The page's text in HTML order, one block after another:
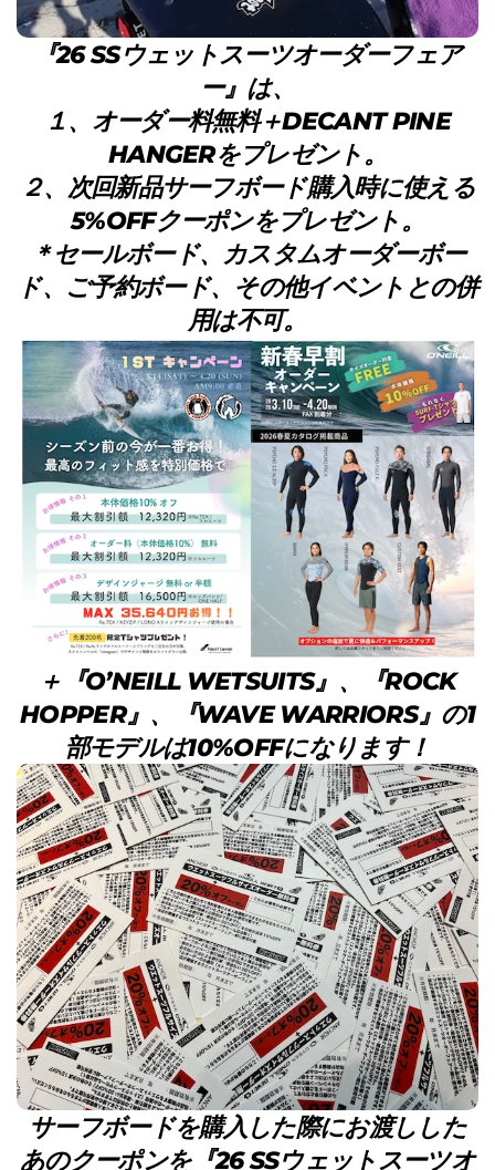
『26 SSウェットスーツオーダーフェア
ー』は、
１、オーダー料無料＋DECANT PINE
HANGERをプレゼント。
２、次回新品サーフボード購入時に使える
5%OFFクーポンをプレゼント。
＊セールボード、カスタムオーダーボー
ド、ご予約ボード、その他イベントとの併
用は不可。
＋『O’NEILL WETSUITS』、『ROCK
HOPPER』、『WAVE WARRIORS』の1
部モデルは10%OFFになります！
サーフボードを購入した際にお渡しした
あのクーポンを『26 SSウェットスーツオ